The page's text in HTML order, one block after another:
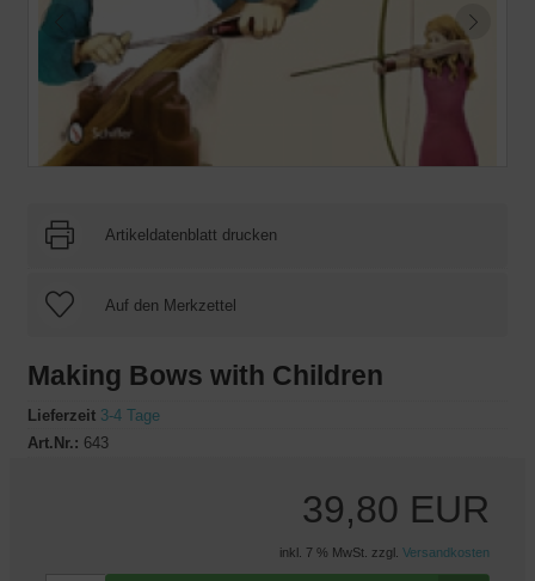
Artikeldatenblatt drucken
Making Bows with Children
Lieferzeit 3-4 Tage
Art.Nr.: 643
39,80 EUR
inkl. 7 % MwSt. zzgl. Versandkosten